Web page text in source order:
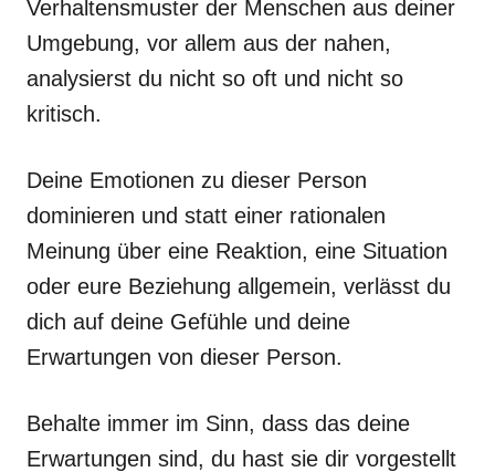
Verhaltensmuster der Menschen aus deiner
Umgebung, vor allem aus der nahen,
analysierst du nicht so oft und nicht so
kritisch.
Deine Emotionen zu dieser Person
dominieren und statt einer rationalen
Meinung über eine Reaktion, eine Situation
oder eure Beziehung allgemein, verlässt du
dich auf deine Gefühle und deine
Erwartungen von dieser Person.
Behalte immer im Sinn, dass das deine
Erwartungen sind, du hast sie dir vorgestellt